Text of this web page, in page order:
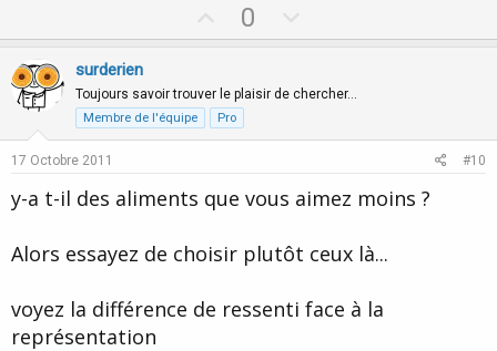
p
o
t
e
0
o
n
o
e
surderien
Toujours savoir trouver le plaisir de chercher…
Membre de l'équipe Pro
17 Octobre 2011 #10
y-a t-il des aliments que vous aimez moins ?
Alors essayez de choisir plutôt ceux là...
voyez la différence de ressenti face à la
représentation